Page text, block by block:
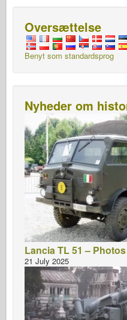
Oversættelse
Benyt som standardsprog
Nyheder om
Lancia TL 51 –
21 July 2025